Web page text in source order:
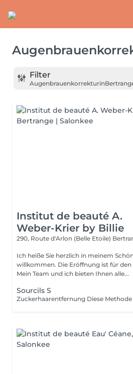
Filter
Augenbrauenkorrekturin
Institut de beauté A.
Weber-Krier by Billie
290, Route d'Arlon (Belle Etoile)
Ich heiße Sie herzlich in meinem
willkommen. Die Eröffnung ist für den
Mein Team und ich bieten Ihnen alle...
Sourcils S